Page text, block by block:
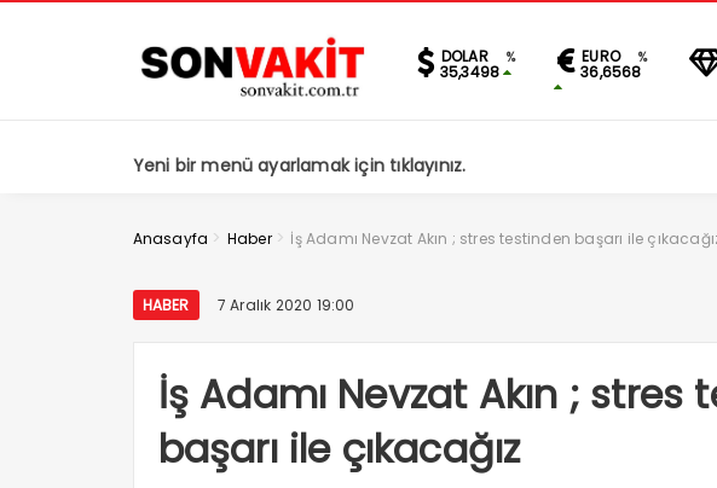
DOLAR %
35,3498
EURO %
36,6568
Yeni bir menü ayarlamak için tıklayınız.
Anasayfa > Haber > İş Adamı Nevzat Akın ; stres testinden başarı ile
HABER 7 Aralık 2020 19:00
İş Adamı Nevzat Akın ; stres
başarı ile çıkacağız